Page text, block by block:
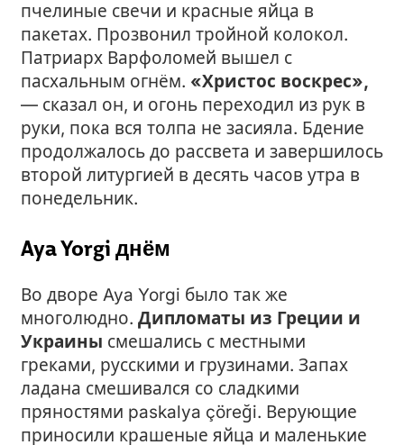
пчелиные свечи и красные яйца в
пакетах. Прозвонил тройной колокол.
Патриарх Варфоломей вышел с
пасхальным огнём. «Христос воскрес»,
— сказал он, и огонь переходил из рук в
руки, пока вся толпа не засияла. Бдение
продолжалось до рассвета и завершилось
второй литургией в десять часов утра в
понедельник.
Aya Yorgi днём
Во дворе Aya Yorgi было так же
многолюдно. Дипломаты из Греции и
Украины смешались с местными
греками, русскими и грузинами. Запах
ладана смешивался со сладкими
пряностями paskalya çöreği. Верующие
приносили крашеные яйца и маленькие